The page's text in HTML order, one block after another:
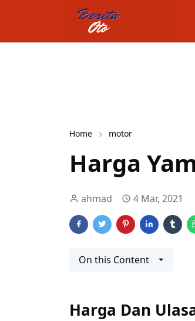
Home motor
Harga
ahmad 4 Mar, 2021
On this Content
Harga Dan